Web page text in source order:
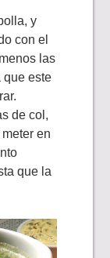
y
con el
las
que este
de col,
en
que la